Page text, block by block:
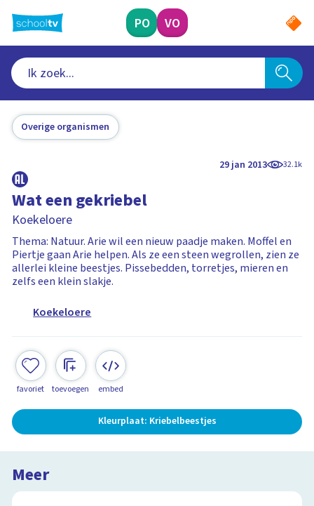
naar
hoofdinhoud
PO VO
Overige organismen
29 jan 2013 32.1k
Wat een gekriebel
Koekeloere
Thema: Natuur. Arie wil een nieuw paadje maken. Moffel en
Piertje gaan Arie helpen. Als ze een steen wegrollen, zien ze
allerlei kleine beestjes. Pissebedden, torretjes, mieren en
zelfs een klein slakje.
Koekeloere
favoriet toevoegen embed
Kleurplaat: Kriebelbeestjes
Meer